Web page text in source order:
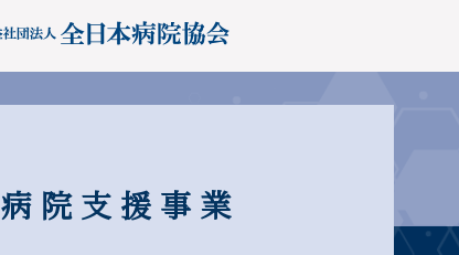
病院支援事業